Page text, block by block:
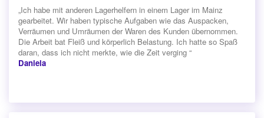
„Ich habe mit anderen Lagerhelfern in einem Lager im Mainz
gearbeitet. Wir haben typische Aufgaben wie das Auspacken,
Verräumen und Umräumen der Waren des Kunden übernommen.
Die Arbeit bat Fleiß und körperlich Belastung. Ich hatte so Spaß
daran, dass ich nicht merkte, wie die Zeit verging “
Daniela